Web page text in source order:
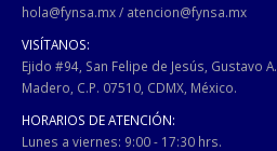
hola@fynsa.mx/ atencion@fynsa.mx
VISÍTANOS:
Ejido #94, San Felipe de Jesús, Gustavo A.
Madero, C.P. 07510, CDMX, México.
HORARIOS DE ATENCIÓN:
Lunes a viernes: 9:00 - 17:30 hrs.